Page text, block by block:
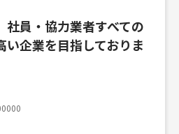
社員・協力業者すべての
い企業を目指しておりま